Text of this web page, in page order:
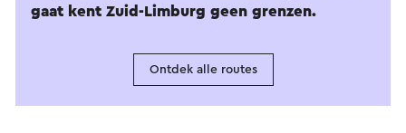
gaat kent Zuid-Limburg geen grenzen.
Ontdek alle routes